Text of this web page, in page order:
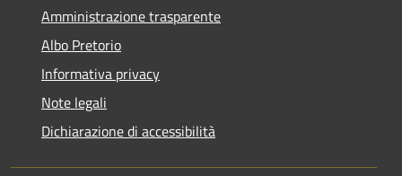
Amministrazione trasparente
Albo Pretorio
Informativa privacy
Note legali
Dichiarazione di accessibilità